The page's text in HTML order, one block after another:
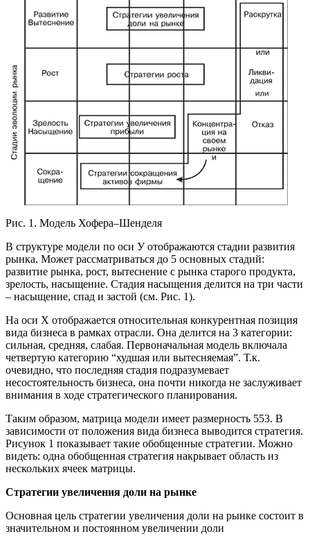
Рис. 1. Модель Хофера–Шенделя
В структуре модели по оси У отображаются стадии развития
рынка. Может рассматриваться до 5 основных стадий:
развитие рынка, рост, вытеснение с рынка старого продукта,
зрелость, насыщение. Стадия насыщения делится на три части
– насыщение, спад и застой (см. Рис. 1).
На оси Х отображается относительная конкурентная позиция
вида бизнеса в рамках отрасли. Она делится на 3 категории:
сильная, средняя, слабая. Первоначальная модель включала
четвертую категорию “худшая или вытесняемая”. Т.к.
очевидно, что последняя стадия подразумевает
несостоятельность бизнеса, она почти никогда не заслуживает
внимания в ходе стратегического планирования.
Таким образом, матрица модели имеет размерность 553. В
зависимости от положения вида бизнеса выводится стратегия.
Рисунок 1 показывает такие обобщенные стратегии. Можно
видеть: одна обобщенная стратегия накрывает область из
нескольких ячеек матрицы.
Стратегии увеличения доли на рынке
Основная цель стратегии увеличения доли на рынке состоит в
значительном и постоянном увеличении доли